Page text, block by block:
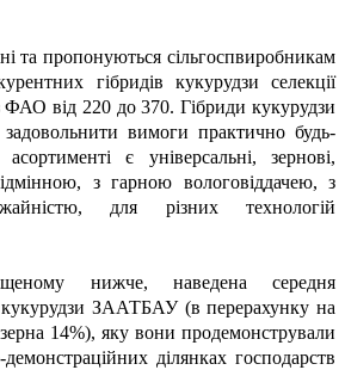
та пропонуються сільгоспвиробникам
гібридів кукурудзи селекції
від 220 до 370. Гібриди кукурудзи
вимоги практично будь-
є універсальні, зернові,
з гарною вологовіддачею, з
для різних технологій
нижче, наведена середня
кукурудзи ЗААТБАУ (в перерахунку на
зерна 14%), яку вони продемонстрували
ділянках господарств